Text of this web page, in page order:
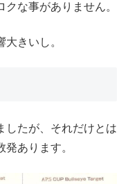
な事がありません。
きいし。
したが、それだけとは
あります。